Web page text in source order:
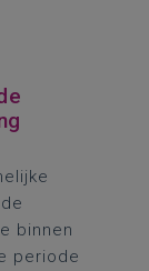
binnen
periode